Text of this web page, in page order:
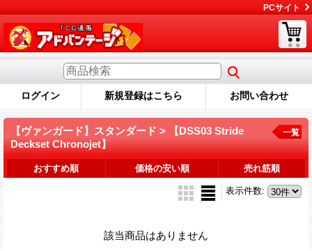
PCサイト
ログイン 新規登録はこちら お問い合わせ
【ヴァンガード】スタンダード > 【DSS03 Stride
Deckset Chronojet】
一覧
おすすめ順 価格の安い順 売れ筋順
表示件数:
該当商品はありません